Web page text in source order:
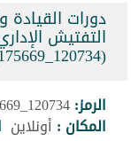
دورات القيادة
التفتيش
(120734_175669)
الرمز:120734_175669
المكان : أونلاين